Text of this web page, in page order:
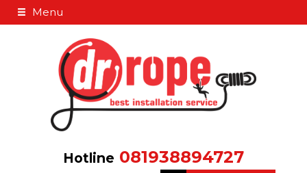
Menu
Hotline 081938894727